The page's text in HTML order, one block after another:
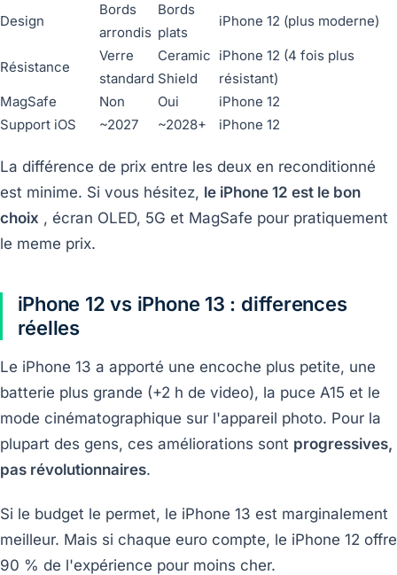
Design
Bords
arrondis
Bords
plats
iPhone 12 (plus moderne)
Résistance
Verre
standard
Ceramic
Shield
iPhone 12 (4 fois plus
résistant)
MagSafe
Non Oui
iPhone 12
Support iOS
~2027 ~2028+ iPhone 12
La différence de prix entre les deux en reconditionné
est minime. Si vous hésitez, le iPhone 12 est le bon
choix , écran OLED, 5G et MagSafe pour pratiquement
le meme prix.
iPhone 12 vs iPhone 13 : differences
réelles
Le iPhone 13 a apporté une encoche plus petite, une
batterie plus grande (+2 h de video), la puce A15 et le
mode cinématographique sur l'appareil photo. Pour la
plupart des gens, ces améliorations sont progressives,
pas révolutionnaires.
Si le budget le permet, le iPhone 13 est marginalement
meilleur. Mais si chaque euro compte, le iPhone 12 offre
90 % de l'expérience pour moins cher.